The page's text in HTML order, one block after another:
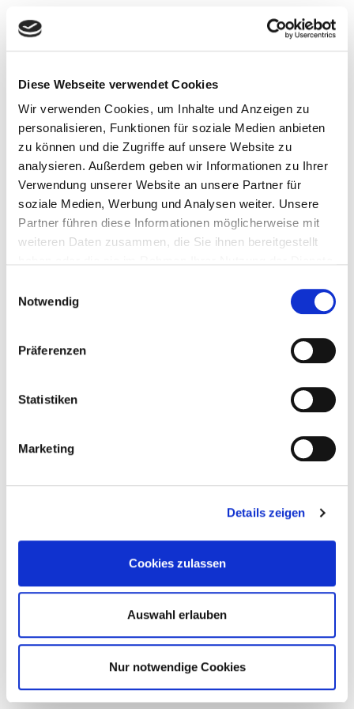
Diese Webseite verwendet Cookies
Wir verwenden Cookies, um Inhalte und Anzeigen zu
personalisieren, Funktionen für soziale Medien anbieten
zu können und die Zugriffe auf unsere Website zu
analysieren. Außerdem geben wir Informationen zu Ihrer
Verwendung unserer Website an unsere Partner für
soziale Medien, Werbung und Analysen weiter. Unsere
Partner führen diese Informationen möglicherweise mit
weiteren Daten zusammen, die Sie ihnen bereitgestellt
Notwendig
Präferenzen
Statistiken
Marketing
Details zeigen
Cookies zulassen
Auswahl erlauben
Nur notwendige Cookies
Über Uns
Wir sind ein Fachbetrieb mit Leidenschaft und wir lieben Dächer.
Wir legen Wert auf zwei Dinge: Hochwertige Materialien und
qualitative Arbeit.
©2026 www.dtd.gmbh
Impressum| Datenschutzerklärung